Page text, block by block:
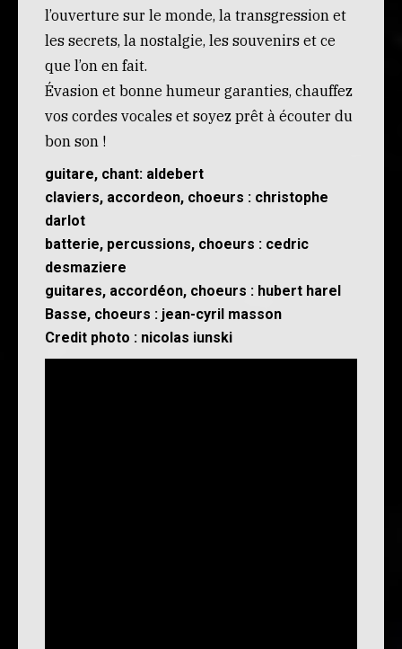
l’ouverture sur le monde, la transgression et
les secrets, la nostalgie, les souvenirs et ce
que l’on en fait.
Évasion et bonne humeur garanties, chauffez
vos cordes vocales et soyez prêt à écouter du
bon son !
guitare, chant: aldebert
claviers, accordeon, choeurs : christophe
darlot
batterie, percussions, choeurs : cedric
desmaziere
guitares, accordéon, choeurs : hubert harel
Basse, choeurs : jean-cyril masson
Credit photo : nicolas iunski